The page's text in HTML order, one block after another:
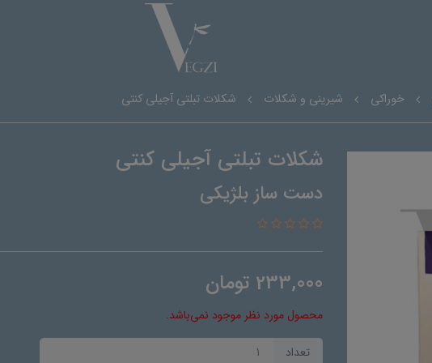
خوراکی شیرینی و شکلات شکلات تبلتی آجیلی کنتی
شکلات تبلتی آجیلی کنتی
دست ساز بلژیکی
233,000 تومان
محصول مورد نظر موجود نمی‌باشد.
تعداد